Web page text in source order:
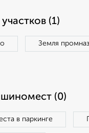
(1)
Земля
(0)
в паркинге